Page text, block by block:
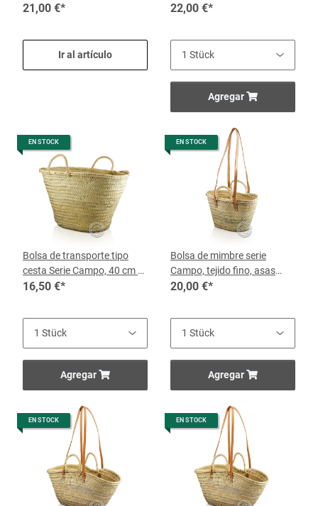
kurzen Palmgurten 45 x 26,
21,00 €*
Ir al artículo
asas de palma cortas 57 x
22,00 €*
Agregar
EN STOCK
Bolsa de transporte tipo
cesta Serie Campo, 40 cm x
25, por cesta
16,50 €*
Agregar
EN STOCK
Bolsa de mimbre serie
Campo, tejido fino, asas
cortas y largas de cuero 33
20,00 €*
Agregar
EN STOCK EN STOCK